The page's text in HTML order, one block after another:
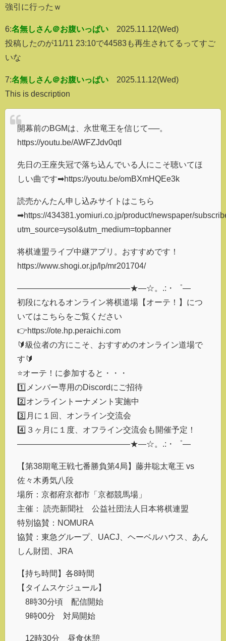
強引に行ったｗ
6:名無しさん＠お腹いっぱい
2025.11.12(Wed)
投稿したのが11/11 23:10で44583も再生されてるってすご
いな
7:名無しさん＠お腹いっぱい
2025.11.12(Wed)
This is description
開幕前のBGMは、永世竜王を信じて──。
https://youtu.be/AWFZJdv0qtI
先日の王座失冠で落ち込んでいる人にこそ聴いてほ
しい曲です➡https://youtu.be/omBXmHQEe3k
読売かんたん申し込みサイトはこちら
➡https://434381.yomiuri.co.jp/product/newspaper/
utm_source=ysol&utm_medium=topbanner
将棋連盟ライブ中継アプリ。おすすめです！
https://www.shogi.or.jp/lp/mr201704/
――――――――――――――★―☆。.:・゜―
初段になれるオンライン将棋道場【オーテ！】につ
いてはこちらをご覧ください
👉https://ote.hp.peraichi.com
🔰級位者の方にこそ、おすすめのオンライン道場で
す🔰
⭐️オーテ！に参加すると・・・
1️⃣メンバー専用のDiscordにご招待
2️⃣オンライントーナメント実施中
3️⃣月に１回、オンライン交流会
4️⃣３ヶ月に１度、オフライン交流会も開催予定！
――――――――――――――★―☆。.:・゜―
【第38期竜王戦七番勝負第4局】藤井聡太竜王 vs
佐々木勇気八段
場所：京都府京都市「京都競馬場」
主催： 読売新聞社 公益社団法人日本将棋連盟
特別協賛：NOMURA
協賛：東急グループ、UACJ、ヘーベルハウス、あん
しん財団、JRA
【持ち時間】各8時間
【タイムスケジュール】
8時30分頃 配信開始
9時00分 対局開始
12時30分 昼食休憩